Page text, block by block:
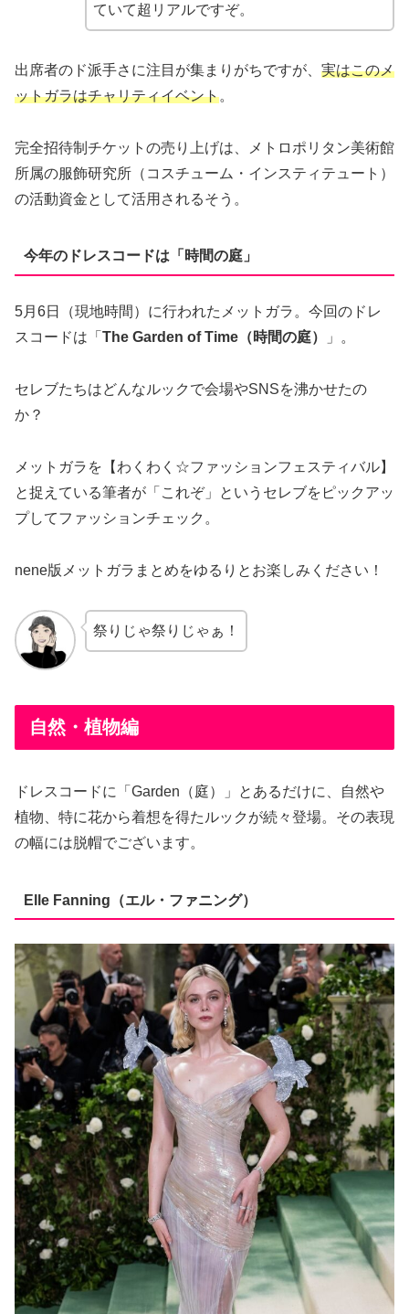
ていて超リアルですぞ。
出席者のド派手さに注目が集まりがちですが、 実はこのメ
ットガラはチャリティイベント。
完全招待制チケットの売り上げは、メトロポリタン美術館
所属の服飾研究所（コスチューム・インスティテュート）
の活動資金として活用されるそう。
今年のドレスコードは「時間の庭」
5月6日（現地時間）に行われたメットガラ。今回のドレ
スコードは「 The Garden of Time（時間の庭） 」。
セレブたちはどんなルックで会場やSNSを沸かせたの
か？
メットガラを【わくわく☆ファッションフェスティバル】
と捉えている筆者が「これぞ」というセレブをピックアッ
プしてファッションチェック。
nene版メットガラまとめをゆるりとお楽しみください！
祭りじゃ祭りじゃぁ！
自然・植物編
ドレスコードに「Garden（庭）」とあるだけに、自然や
植物、特に花から着想を得たルックが続々登場。その表現
の幅には脱帽でございます。
Elle Fanning（エル・ファニング）